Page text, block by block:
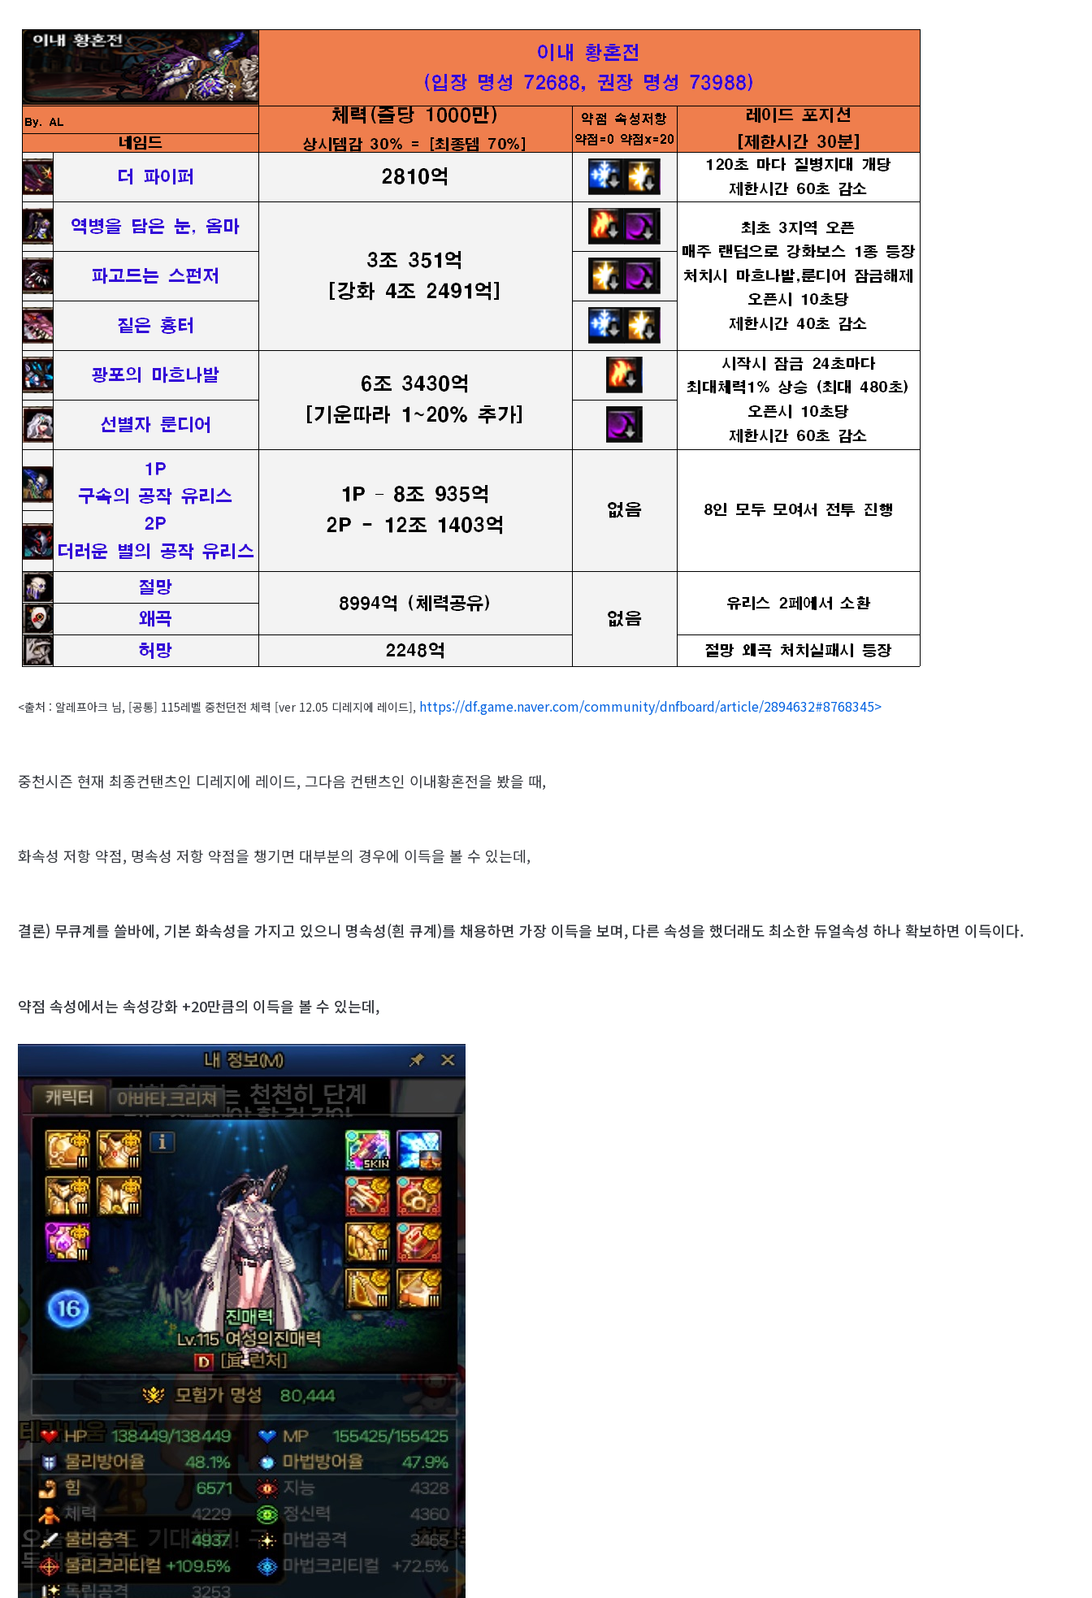
<출처 : 알레프아크 님, [공통] 115레벨 중천던전 체력 [ver 12.05 디레지에 레이드], https://df.game.naver.com/community/dnfboard/article/2894632#8768345>
중천시즌 현재 최종컨탠츠인 디레지에 레이드, 그다음 컨탠츠인 이내황혼전을 봤을 때,
화속성 저항 약점, 명속성 저항 약점을 챙기면 대부분의 경우에 이득을 볼 수 있는데,
결론) 무큐계를 쓸바에, 기본 화속성을 가지고 있으니 명속성(흰 큐계)를 채용하면 가장 이득을 보며, 다른 속성을 했더래도 최소한 듀얼속성 하나 확보하면 이득이다.
약점 속성에서는 속성강화 +20만큼의 이득을 볼 수 있는데,